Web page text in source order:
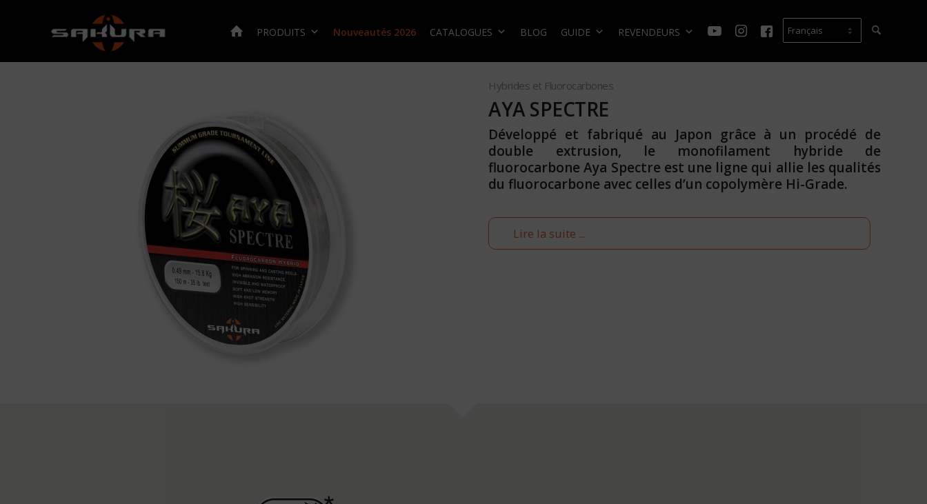
PRODUITS Nouveautés 2026 CATALOGUES BLOG GUIDE REVENDEURS
Hybrides et Fluorocarbones
AYA SPECTRE
Développé et fabriqué au Japon grâce à un procédé de
double extrusion, le monofilament hybride de
fluorocarbone Aya Spectre est une ligne qui allie les qualités
du fluorocarbone avec celles d’un copolymère Hi-Grade.
Lire la suite ...